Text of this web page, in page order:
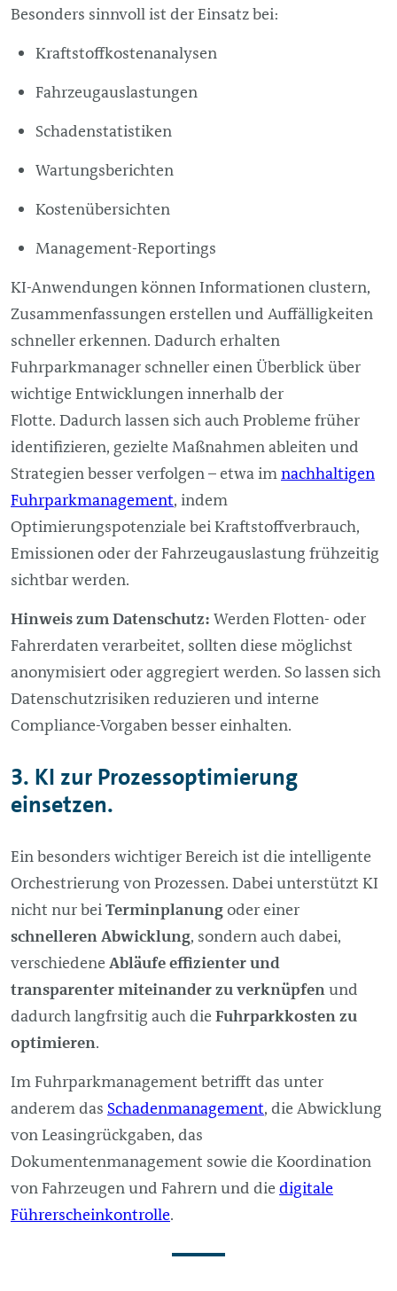
Besonders sinnvoll ist der Einsatz bei:
Kraftstoffkostenanalysen
Fahrzeugauslastungen
Schadenstatistiken
Wartungsberichten
Kostenübersichten
Management-Reportings
KI-Anwendungen können Informationen clustern,
Zusammenfassungen erstellen und Auffälligkeiten
schneller erkennen. Dadurch erhalten
Fuhrparkmanager schneller einen Überblick über
wichtige Entwicklungen innerhalb der
Flotte. Dadurch lassen sich auch Probleme früher
identifizieren, gezielte Maßnahmen ableiten und
Strategien besser verfolgen – etwa imnachhaltigen
Fuhrparkmanagement, indem
Optimierungspotenziale bei Kraftstoffverbrauch,
Emissionen oder der Fahrzeugauslastung frühzeitig
sichtbar werden.
Hinweis zum Datenschutz: Werden Flotten- oder
Fahrerdaten verarbeitet, sollten diese möglichst
anonymisiert oder aggregiert werden. So lassen sich
Datenschutzrisiken reduzieren und interne
Compliance-Vorgaben besser einhalten.
3. KI zur Prozessoptimierung
einsetzen.
Ein besonders wichtiger Bereich ist die intelligente
Orchestrierung von Prozessen. Dabei unterstützt KI
nicht nur beiTerminplanungoder einer
schnelleren Abwicklung, sondern auch dabei,
verschiedene Abläufe effizienter und
transparenter miteinander zu verknüpfenund
dadurch langfrsitig auch die Fuhrparkkosten zu
optimieren.
Im Fuhrparkmanagement betrifft das unter
anderem das Schadenmanagement, die Abwicklung
von Leasingrückgaben, das
Dokumentenmanagement sowie die Koordination
von Fahrzeugen und Fahrern und die digitale
Führerscheinkontrolle.